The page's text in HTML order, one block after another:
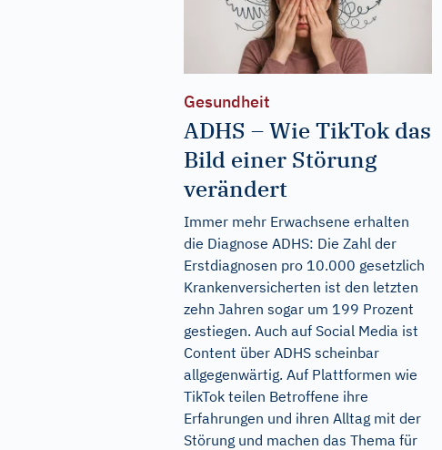
Gesundheit
ADHS – Wie TikTok das
Bild einer Störung
verändert
Immer mehr Erwachsene erhalten
die Diagnose ADHS: Die Zahl der
Erstdiagnosen pro 10.000 gesetzlich
Krankenversicherten ist den letzten
zehn Jahren sogar um 199 Prozent
gestiegen. Auch auf Social Media ist
Content über ADHS scheinbar
allgegenwärtig. Auf Plattformen wie
TikTok teilen Betroffene ihre
Erfahrungen und ihren Alltag mit der
Störung und machen das Thema für